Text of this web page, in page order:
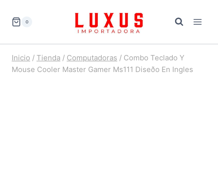
0
Inicio / Tienda / Computadoras / Combo Teclado Y
Mouse Cooler Master Gamer Ms111 Diseðo En Ingles